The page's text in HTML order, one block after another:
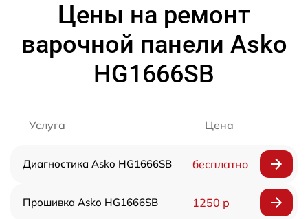
Цены на ремонт
варочной панели Asko
HG1666SB
Услуга Цена
Диагностика Asko HG1666SB бесплатно
Прошивка Asko HG1666SB 1250 р